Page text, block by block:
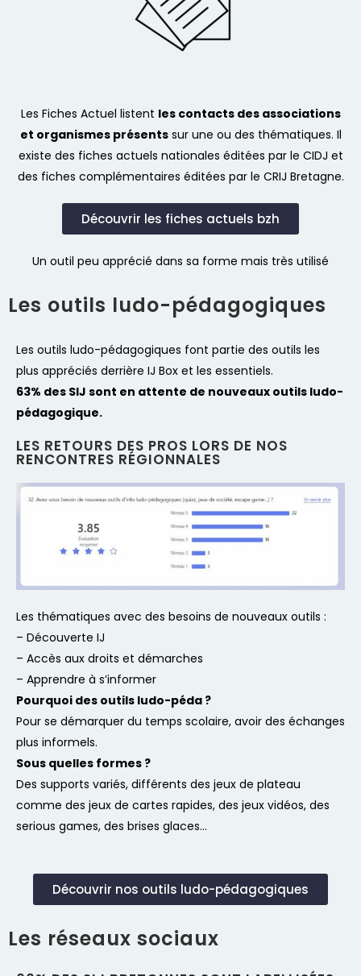
Les Fiches Actuel listent les contacts des associations
et organismes présentssur une ou des thématiques. Il
existe des fiches actuels nationales éditées par le CIDJ et
des fiches complémentaires éditées par le CRIJ Bretagne.
Découvrir les fiches actuels bzh
Un outil peu apprécié dans sa forme mais très utilisé
Les outils ludo-pédagogiques
Les outils ludo-pédagogiques font partie des outils les
plus appréciés derrière IJ Box et les essentiels.
63% des SIJ sont en attente de nouveaux outils ludo-
pédagogique.
LES RETOURS DES PROS LORS DE NOS
RENCONTRES RÉGIONNALES
Les thématiques avec des besoins de nouveaux outils :
– Découverte IJ
– Accès aux droits et démarches
– Apprendre à s’informer
Pourquoi des outils ludo-péda ?
Pour se démarquer du temps scolaire, avoir des échanges
plus informels.
Sous quelles formes ?
Des supports variés, différents des jeux de plateau
comme des jeux de cartes rapides, des jeux vidéos, des
serious games, des brises glaces…
Découvrir nos outils ludo-pédagogiques
Les réseaux sociaux